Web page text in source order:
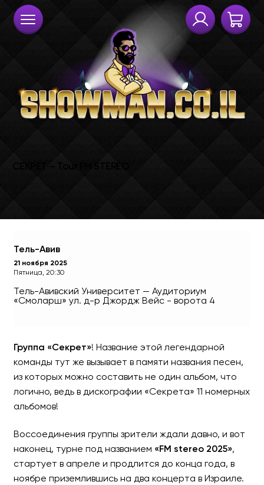
Тель-Авив
21 ноября 2025
Пятница, 20:30
Тель-Авивский Университет — Аудиториум
«Смоларш» ул. д-р Джордж Вейс - ворота 4
Группа «Секрет»! Название этой легендарной
команды тут же вызывает в памяти названия песен,
из которых можно составить не один альбом, что
логично, ведь в дискографии «Секрета» 11 номерных
альбомов!
Воссоединения группы зрители ждали давно, и вот
наконец, турне под названием «FM stereo 2025»,
стартует в апреле и продлится до конца года, в
ноябре приземлившись на два концерта в Израиле.